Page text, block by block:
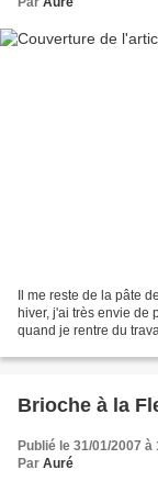
Il me reste de la pâte
hiver, j'ai très envie de
quand je rentre du
Brioche à la
Publié le 31/01/2007 à
Par Auré